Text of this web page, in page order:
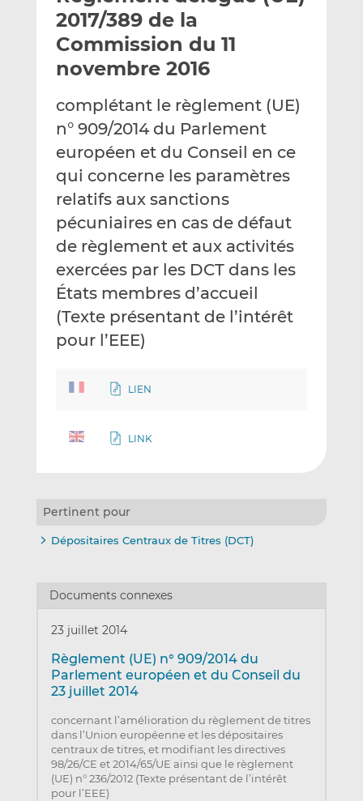
e
p
a
e
m
i
l
g
e
r
s
r
L
n
k
e
d
n
g
e
s
r
F
c
e
b
o
k
2017/389 de la
Commission du 11
novembre 2016
complétant le règlement (UE)
n° 909/2014 du Parlement
européen et du Conseil en ce
qui concerne les paramètres
relatifs aux sanctions
pécuniaires en cas de défaut
de règlement et aux activités
exercées par les DCT dans les
États membres d’accueil
(Texte présentant de l’intérêt
pour l’EEE)
LIEN
LINK
Pertinent pour
Dépositaires Centraux de Titres (DCT)
Documents connexes
23 juillet 2014
Règlement (UE) n° 909/2014 du
Parlement européen et du Conseil du
23 juillet 2014
concernant l’amélioration du règlement de titres
dans l’Union européenne et les dépositaires
centraux de titres, et modifiant les directives
98/26/CE et 2014/65/UE ainsi que le règlement
(UE) n° 236/2012 (Texte présentant de l’intérêt
pour l’EEE)